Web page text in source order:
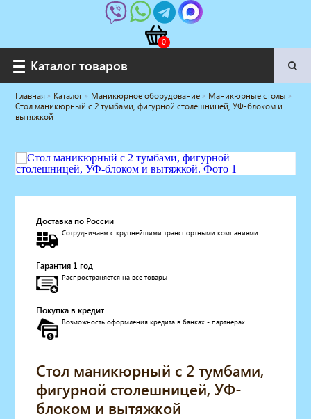
Каталог товаров
Каталог товаров
Услуги под ключ
Мебель для барбершопа
Оборудование с регистрационным
удостоверением
Косметологическое оборудование
Маникюрное оборудование
Педикюрное оборудование
Массажное и SPA оборудование
Стерилизаторы
Оборудование для барбершопа
Оборудование для визажистов
Оборудование для нейл-бара
Мебель для холла
Солярии
Депиляция
Мебель в стиле Лофт
Доставка за один день
Главная Каталог Маникюрное оборудование
Маникюрные столы
Стол маникюрный с 2 тумбами, фигурной столешницей, УФ-блоком и
вытяжкой
Доставка по России
Сотрудничаем с крупнейшими транспортными компаниями
Гарантия 1 год
Распространяется на все товары
Покупка в кредит
Возможность оформления кредита в банках - партнерах
Стол маникюрный с 2 тумбами,
фигурной столешницей, УФ-
блоком и вытяжкой